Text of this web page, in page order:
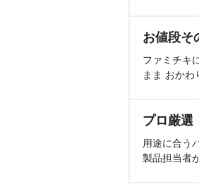
お値段そ
ファミチキ
まま おかわ
プロ厳選
用途に合う
製品担当者